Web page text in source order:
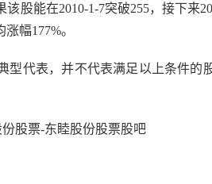
股能在2010-1-7突破255，接下来
幅177%。
型代表，并不代表满足以上条件的